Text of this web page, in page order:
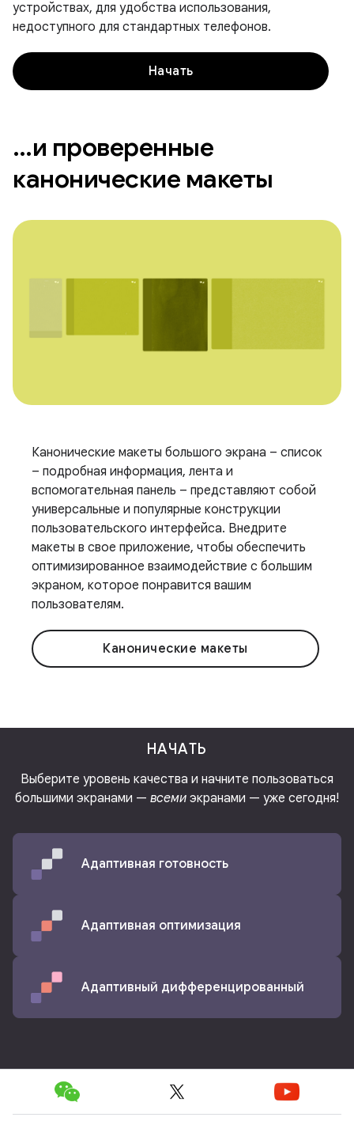
устройствах, для удобства использования,
недоступного для стандартных телефонов.
Начать
…и проверенные
канонические макеты
Канонические макеты большого экрана – список
– подробная информация, лента и
вспомогательная панель – представляют собой
универсальные и популярные конструкции
пользовательского интерфейса. Внедрите
макеты в свое приложение, чтобы обеспечить
оптимизированное взаимодействие с большим
экраном, которое понравится вашим
пользователям.
Канонические макеты
НАЧАТЬ
Выберите уровень качества и начните пользоваться
большими экранами — всеми экранами — уже сегодня!
Адаптивная готовность
Адаптивная оптимизация
Адаптивный дифференцированный